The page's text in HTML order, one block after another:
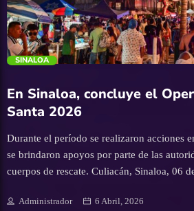
fotografías inolvidables y […]
trending_flat
SINALOA
En Sinaloa, concluye el
Santa 2026
Durante el período se realizaron acciones
se brindaron apoyos por parte de las
cuerpos de rescate. Culiacán, Sinaloa, 06
órdenes de gobierno, Protección Civil,
Administrador 6 Abril, 2026